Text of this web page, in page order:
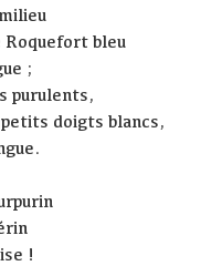
Roquefort bleu
;
purulents,
doigts blancs,
!